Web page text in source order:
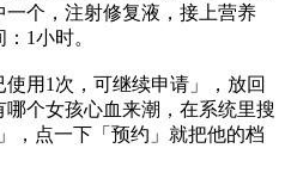
个，注射修复液，接上营养
1小时。
用1次，可继续申请」，放回
个女孩心血来潮，在系统里搜
，点一下「预约」就把他的档